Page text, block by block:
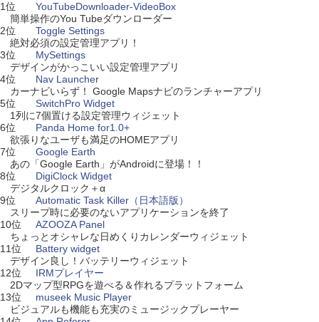
1位
YouTubeDownloader-VideoBox
簡単操作のYou Tubeダウンローダー
2位
Toggle Settings
絶対必須の設定管理アプリ！
3位
MySettings
デザインがかっこいい設定管理アプリ
4位
Nav Launcher
カーナビいらず！ Google Mapsナビのランチャーアプリ
5位
SwitchPro Widget
1列に7個置ける設定管理ウィジェット
6位
Panda Home for1.0+
欲張りなユーザも満足のHOMEアプリ
7位
Google Earth
あの「Google Earth」がAndroidに登場！！
8位
DigiClock Widget
デジタルクロック＋α
9位
Automatic Task Killer（日本語版）
スリープ時に必要のないアプリケーションを終了
10位
AZOOZA Panel
ちょっとオシャレな日めくりカレンダーウィジェット
11位
Battery widget
デザイン良し！バッテリーウィジェット
12位
IRMプレイヤー
2Dマップ型RPGを遊べる＆作れるプラットフォーム
13位
museek Music Player
ビジュアルも機能も充実のミュージックプレーヤー